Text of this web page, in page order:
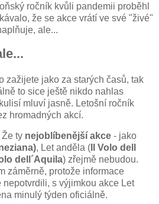
ročník kvůli pandemii proběhl
že se akce vrátí ve své "živé"
ale...
zažijete jako za starých časů, tak
to sice ještě nikdo nahlas
mluví jasně. Letošní ročník
hromadných akcí.
ty nejoblíbenější akce - jako
, Let anděla ( Il Volo dell
dell´Aquila) zřejmě nebudou.
záměrně, protože informace
s výjimkou akce Let
minulý týden oficiálně.